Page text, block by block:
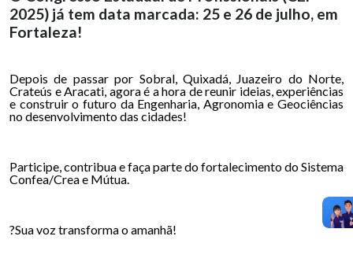
2025) já tem data marcada: 25 e 26 de julho, em
Fortaleza!
Depois de passar por Sobral, Quixadá, Juazeiro do Norte,
Crateús e Aracati, agora é a hora de reunir ideias, experiências
e construir o futuro da Engenharia, Agronomia e Geociências
no desenvolvimento das cidades!
Participe, contribua e faça parte do fortalecimento do Sistema
Confea/Crea e Mútua.
?Sua voz transforma o amanhã!